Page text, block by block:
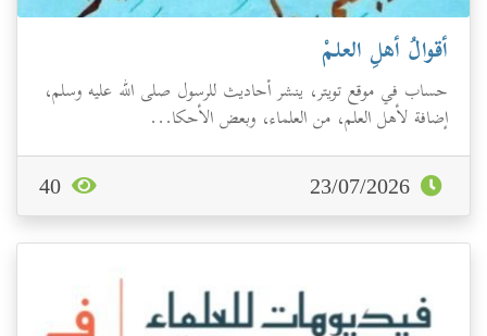
أقوالُ أهلِ العلمْ
حساب في موقع تويتر، ينشر أحاديث للرسول صلى الله عليه وسلم،
إضافة لأهل العلم، من العلماء، وبعض الأحكا...